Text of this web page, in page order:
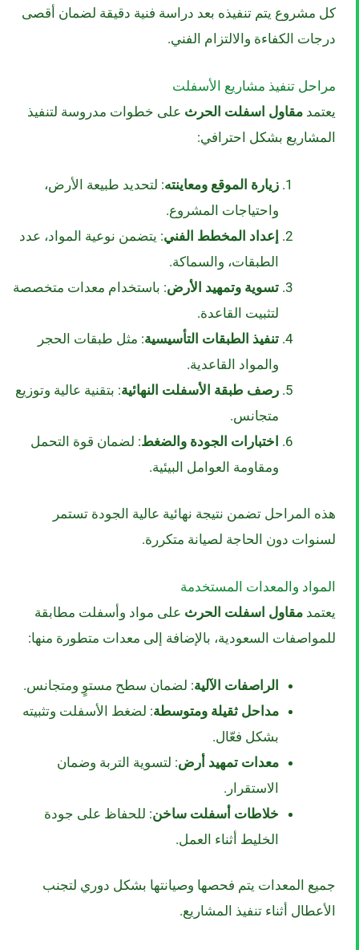
كل مشروع يتم تنفيذه بعد دراسة فنية دقيقة لضمان أقصى
درجات الكفاءة والالتزام الفني.
مراحل تنفيذ مشاريع الأسفلت
يعتمد مقاول اسفلت الحرث على خطوات مدروسة لتنفيذ
المشاريع بشكل احترافي:
زيارة الموقع ومعاينته: لتحديد طبيعة الأرض،
واحتياجات المشروع.
إعداد المخطط الفني: يتضمن نوعية المواد، عدد
الطبقات، والسماكة.
تسوية وتمهيد الأرض: باستخدام معدات متخصصة
لتثبيت القاعدة.
تنفيذ الطبقات التأسيسية: مثل طبقات الحجر
والمواد القاعدية.
رصف طبقة الأسفلت النهائية: بتقنية عالية وتوزيع
متجانس.
اختبارات الجودة والضغط: لضمان قوة التحمل
ومقاومة العوامل البيئية.
هذه المراحل تضمن نتيجة نهائية عالية الجودة تستمر
لسنوات دون الحاجة لصيانة متكررة.
المواد والمعدات المستخدمة
يعتمد مقاول اسفلت الحرث على مواد وأسفلت مطابقة
للمواصفات السعودية، بالإضافة إلى معدات متطورة منها:
الراصفات الآلية: لضمان سطح مستوٍ ومتجانس.
مداحل ثقيلة ومتوسطة: لضغط الأسفلت وتثبيته
بشكل فعّال.
معدات تمهيد أرض: لتسوية التربة وضمان
الاستقرار.
خلاطات أسفلت ساخن: للحفاظ على جودة
الخليط أثناء العمل.
جميع المعدات يتم فحصها وصيانتها بشكل دوري لتجنب
الأعطال أثناء تنفيذ المشاريع.